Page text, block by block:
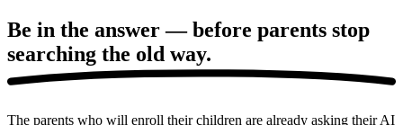
Be in the answer —before parents stop
searching the old way.
The parents who will enroll their children are already asking their AI